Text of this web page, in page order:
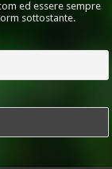
ed essere sempre
sottostante.